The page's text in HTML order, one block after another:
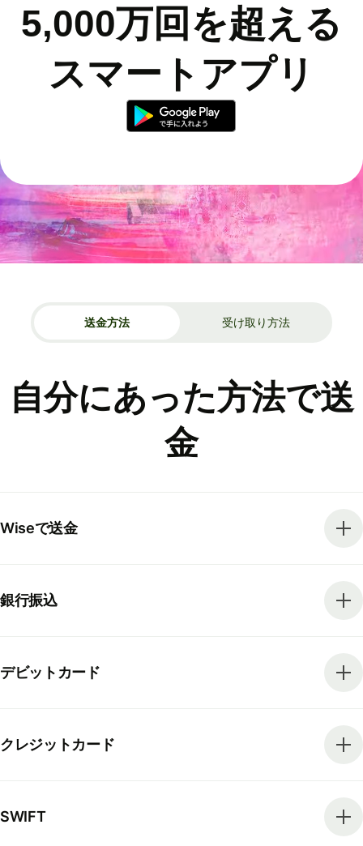
5,000万回を超える
スマートアプリ
送金方法 受け取り方法
自分にあった方法で送
金
Wiseで送金
銀行振込
デビットカード
クレジットカード
SWIFT